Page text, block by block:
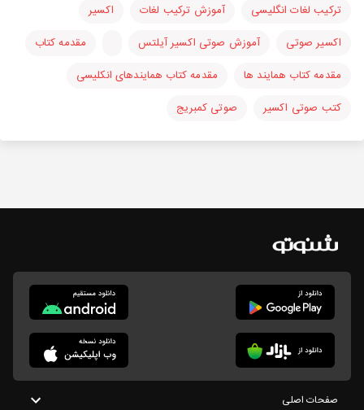
ترکیب لغات انگلیسی
آموزش ترکیب لغات
اکسیر
اکسیر صوتی
آموزش صوتی اکسیر آیلتس
مقدمه کتاب
مقدمه کتاب همایند ها
مقدمه کتاب همایندهای انکلیسی
کتب صوتی اکسیر
صوتی کمبریج
صفحات اصلی